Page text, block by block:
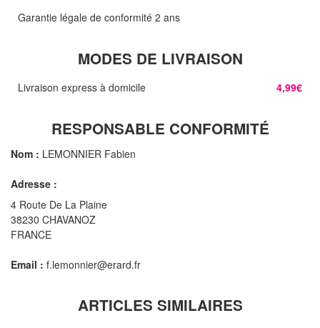
Garantie légale de conformité 2 ans
MODES DE LIVRAISON
Livraison express à domicile 4,99€
RESPONSABLE CONFORMITÉ
Nom : LEMONNIER Fabien
Adresse :
4 Route De La Plaine
38230 CHAVANOZ
FRANCE
Email : f.lemonnier@erard.fr
ARTICLES SIMILAIRES